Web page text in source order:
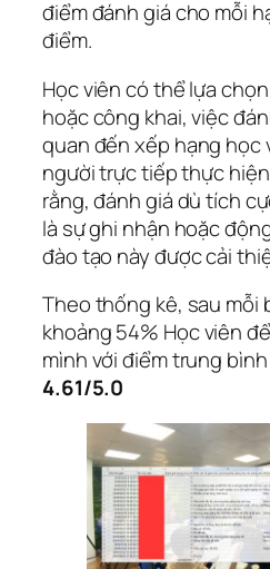
điểm đánh giá cho mỗi
điểm.
Học viên có thể lựa
hoặc công khai, việc
quan đến xếp hạng học
người trực tiếp thực
rằng, đánh giá dù tích
là sự ghi nhận hoặc
đào tạo này được cải
Theo thống kê, sau mỗi
khoảng 54% Học viên
mình với điểm trung
4.61/5.0